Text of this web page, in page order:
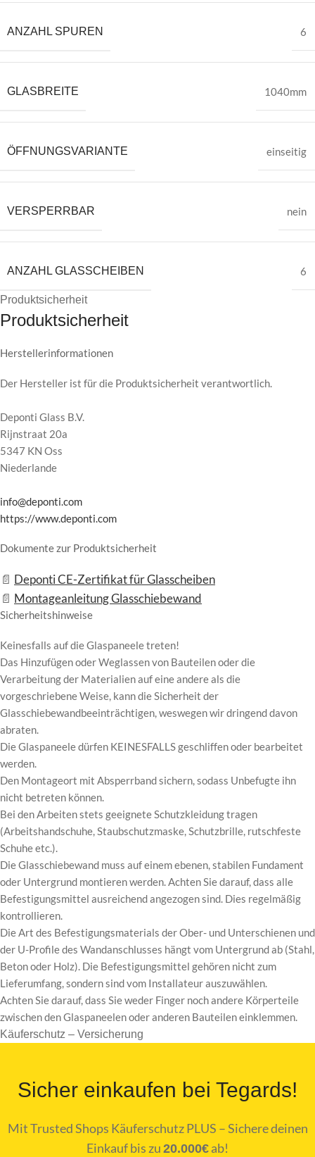
ANZAHL SPUREN 6
GLASBREITE 1040mm
ÖFFNUNGSVARIANTE einseitig
VERSPERRBAR nein
ANZAHL GLASSCHEIBEN 6
Produktsicherheit
Produktsicherheit
Herstellerinformationen
Der Hersteller ist für die Produktsicherheit verantwortlich.
Deponti Glass B.V.
Rijnstraat 20a
5347 KN Oss
Niederlande
info@deponti.com
https://www.deponti.com
Dokumente zur Produktsicherheit
Deponti CE-Zertifikat für Glasscheiben
Montageanleitung Glasschiebewand
Sicherheitshinweise
Keinesfalls auf die Glaspaneele treten!
Das Hinzufügen oder Weglassen von Bauteilen oder die
Verarbeitung der Materialien auf eine andere als die
vorgeschriebene Weise, kann die Sicherheit der
Glasschiebewandbeeinträchtigen, weswegen wir dringend davon
abraten.
Die Glaspaneele dürfen KEINESFALLS geschliffen oder bearbeitet
werden.
Den Montageort mit Absperrband sichern, sodass Unbefugte ihn
nicht betreten können.
Bei den Arbeiten stets geeignete Schutzkleidung tragen
(Arbeitshandschuhe, Staubschutzmaske, Schutzbrille, rutschfeste
Schuhe etc.).
Die Glasschiebewand muss auf einem ebenen, stabilen Fundament
oder Untergrund montieren werden. Achten Sie darauf, dass alle
Befestigungsmittel ausreichend angezogen sind. Dies regelmäßig
kontrollieren.
Die Art des Befestigungsmaterials der Ober- und Unterschienen und
der U-Profile des Wandanschlusses hängt vom Untergrund ab (Stahl,
Beton oder Holz). Die Befestigungsmittel gehören nicht zum
Lieferumfang, sondern sind vom Installateur auszuwählen.
Achten Sie darauf, dass Sie weder Finger noch andere Körperteile
zwischen den Glaspaneelen oder anderen Bauteilen einklemmen.
Käuferschutz – Versicherung
Sicher einkaufen bei Tegards!
Mit Trusted Shops Käuferschutz PLUS – Sichere deinen
Einkauf bis zu 20.000€ ab!